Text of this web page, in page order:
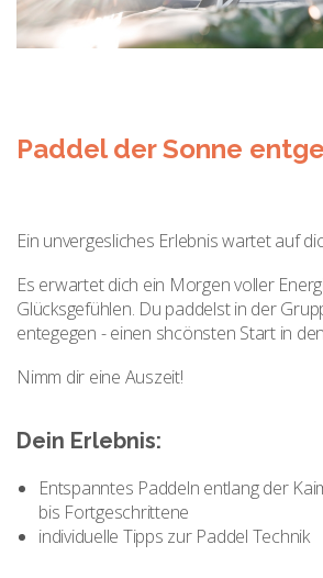
Paddel der Sonne
Ein unvergesliches Erlebnis wartet auf
Es erwartet dich ein Morgen voller
Glücksgefühlen. Du paddelst in der
entegegen - einen shcönsten Start in
Nimm dir eine Auszeit!
Dein Erlebnis:
Entspanntes Paddeln entlang der
bis Fortgeschrittene
individuelle Tipps zur Paddel Technik